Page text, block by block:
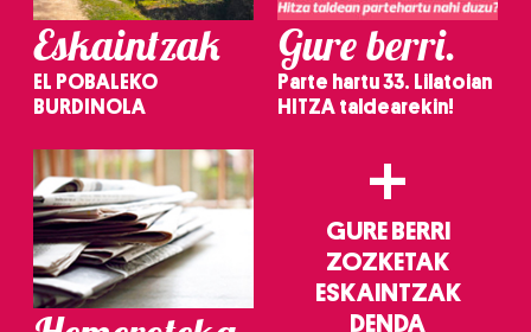
Eskaintzak
EL POBALEKO
BURDINOLA
Gure berri.
Parte hartu 33. Lilatoian
HITZA taldearekin!
+
GURE BERRI
ZOZKETAK
ESKAINTZAK
DENDA